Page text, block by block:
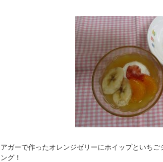
アガーで作ったオレンジゼリーにホイップといち
ング！